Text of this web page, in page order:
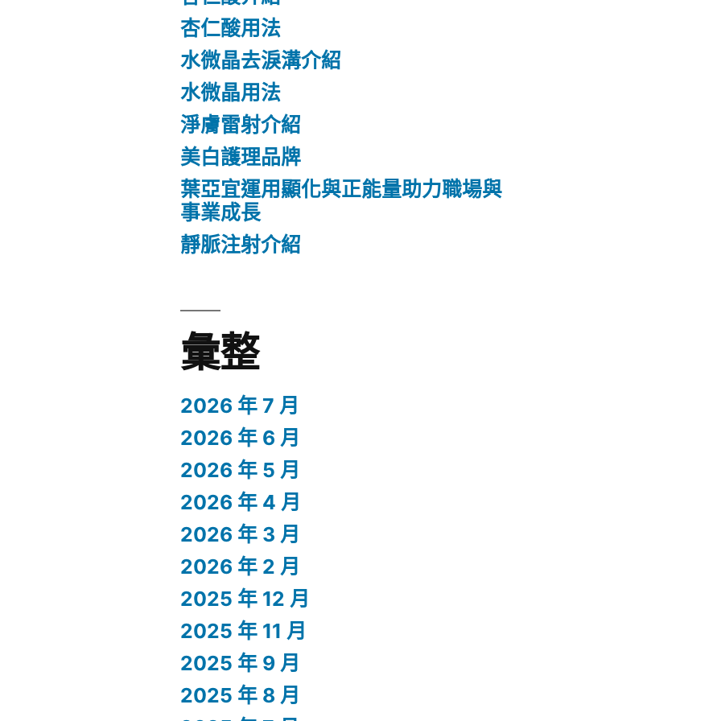
杏仁酸用法
水微晶去淚溝介紹
水微晶用法
淨膚雷射介紹
美白護理品牌
葉亞宜運用顯化與正能量助力職場與
事業成長
靜脈注射介紹
彙整
2026 年 7 月
2026 年 6 月
2026 年 5 月
2026 年 4 月
2026 年 3 月
2026 年 2 月
2025 年 12 月
2025 年 11 月
2025 年 9 月
2025 年 8 月